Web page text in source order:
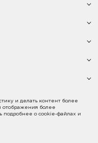
и делать контент более
отображения более
подробнее о cookie-файлах и